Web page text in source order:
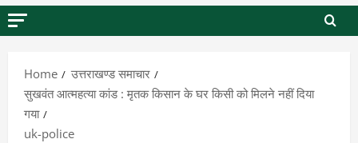
Home
उत्तराखण्ड समाचार
सुखवंत आत्महत्या कांड : मृतक किसान के घर किसी को मिलने नहीं दिया
गया
uk-police